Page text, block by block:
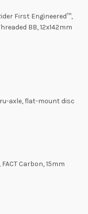
First Engineered™,
BB, 12x142mm
axle, flat-mount disc
Carbon, 15mm